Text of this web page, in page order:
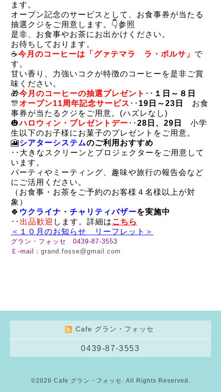
ます。
オープン記念のサービスとして、お食事券が当たる
抽選クジをご用意します。👇参照
是非、お食事やお茶にお出かけください。
お待ちしております。
☕今月のコーヒーは「グァテマラ ラ・ボルサ」 で
す。
甘い香り、力強いコクが特徴のコーヒーを是非ご賞
味ください。
🎁今月のコーヒーの抽選プレゼント ･･ １日～８日
🎊オープン11周年記念サービス ･･ 19日～23日
お食
事券が当たるクジをご用意。(ハズレなし)
🎃ハロウィン・プレゼントデー ･･ 28日、29日
小学
生以下のお子様にお菓子のプレゼントをご用意。
🎦シアターシステムのご利用おすすめ
･･大きなスクリーンとプロジェクターをご用意して
います。
パーティやミーティング、趣味や旅行の報告会など
にご活用ください。
（お食事・お茶をご予約のお客様４名様以上が対
象）
🍀 ウクライナ・チャリティバザーを実施中
･･ 出品歓迎 します。詳細はこちら
＜１０月のお知らせ リーフレット＞
グラン・フォッセ 0439-87-3553
Ｅ-mail： grand.fosse@gmail.com
Cafe グラン・フォッセ
0439-87-3553
©2026 Cafe グラン・フォッセ . All Rights Reserved.